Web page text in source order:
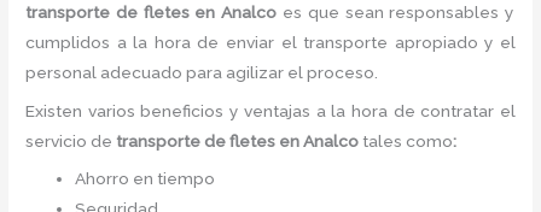
transporte de fletes en Analco es que sean responsables y
cumplidos a la hora de enviar el transporte apropiado y el
personal adecuado para agilizar el proceso.
Existen varios beneficios y ventajas a la hora de contratar el
servicio de transporte de fletes en Analco tales como:
Ahorro en tiempo